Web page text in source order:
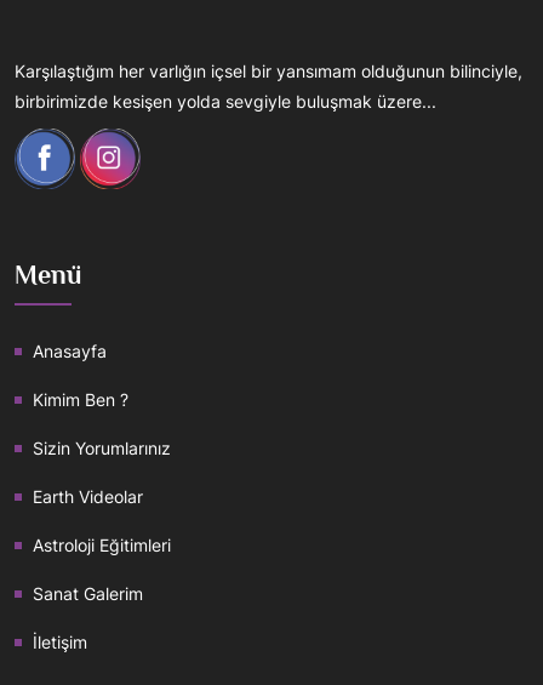
Karşılaştığım her varlığın içsel bir yansımam olduğunun bilinciyle,
birbirimizde kesişen yolda sevgiyle buluşmak üzere...
Menü
Anasayfa
Kimim Ben ?
Sizin Yorumlarınız
Earth Videolar
Astroloji Eğitimleri
Sanat Galerim
İletişim